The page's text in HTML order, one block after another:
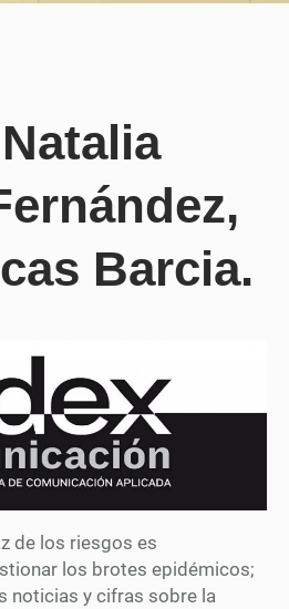
Barcia.
de los riesgos es
los brotes epidémicos;
noticias y cifras sobre la